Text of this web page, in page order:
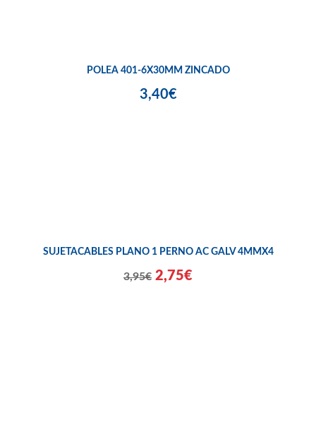
POLEA 401-6X30MM ZINCADO
3,40€
SUJETACABLES PLANO 1 PERNO AC GALV 4MMX4
3,95€ 2,75€